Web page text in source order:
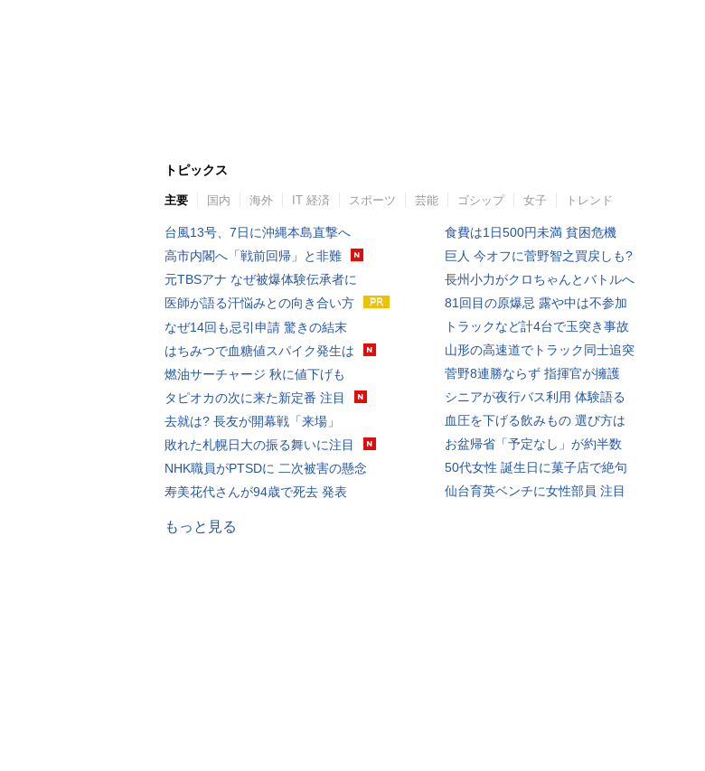
トピックス
主要 国内 海外 IT 経済 スポーツ 芸能 ゴシップ 女子 トレンド
台風13号、7日に沖縄本島直撃へ
高市内閣へ「戦前回帰」と非難
元TBSアナ なぜ被爆体験伝承者に
医師が語る汗悩みとの向き合い方
なぜ14回も忌引申請 驚きの結末
はちみつで血糖値スパイク発生は
燃油サーチャージ 秋に値下げも
タピオカの次に来た新定番 注目
去就は? 長友が開幕戦「来場」
敗れた札幌日大の振る舞いに注目
NHK職員がPTSDに 二次被害の懸念
寿美花代さんが94歳で死去 発表
食費は1日500円未満 貧困危機
巨人 今オフに菅野智之買戻しも?
長州小力がクロちゃんとバトルへ
81回目の原爆忌 露や中は不参加
トラックなど計4台で玉突き事故
山形の高速道でトラック同士追突
菅野8連勝ならず 指揮官が擁護
シニアが夜行バス利用 体験語る
血圧を下げる飲みもの 選び方は
お盆帰省「予定なし」が約半数
50代女性 誕生日に菓子店で絶句
仙台育英ベンチに女性部員 注目
もっと見る